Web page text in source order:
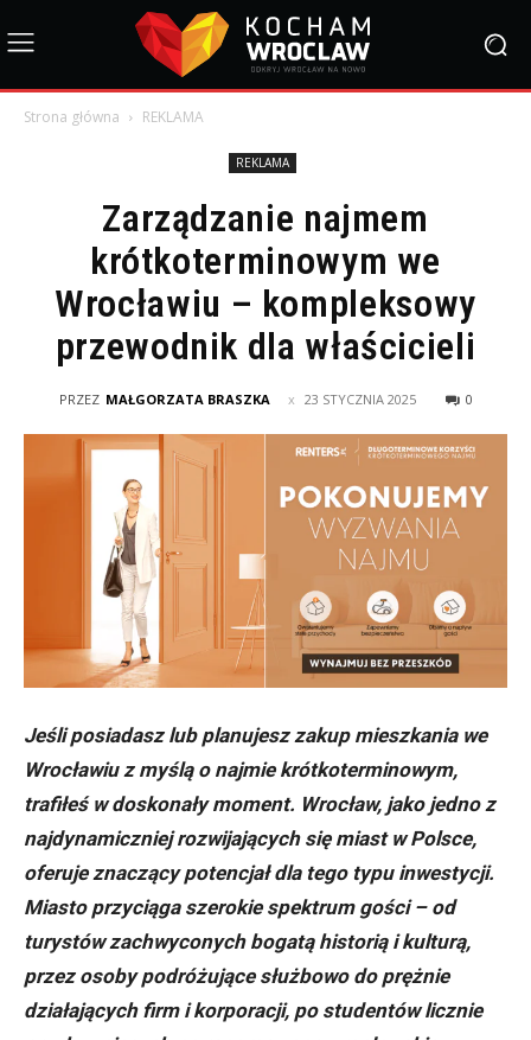
Strona główna REKLAMA
REKLAMA
Zarządzanie najmem
krótkoterminowym we
Wrocławiu – kompleksowy
przewodnik dla właścicieli
PRZEZ MAŁGORZATA BRASZKA 23 STYCZNIA 2025 0
Jeśli posiadasz lub planujesz zakup mieszkania we
Wrocławiu z myślą o najmie krótkoterminowym,
trafiłeś w doskonały moment. Wrocław, jako jedno z
najdynamiczniej rozwijających się miast w Polsce,
oferuje znaczący potencjał dla tego typu inwestycji.
Miasto przyciąga szerokie spektrum gości – od
turystów zachwyconych bogatą historią i kulturą,
przez osoby podróżujące służbowo do prężnie
działających firm i korporacji, po studentów licznie